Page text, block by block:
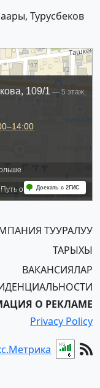
Турусбеков
ТУУРАЛУУ
ТАРЫХЫ
ВАКАНСИЯЛАР
О РЕКЛАМЕ
Privacy Policy